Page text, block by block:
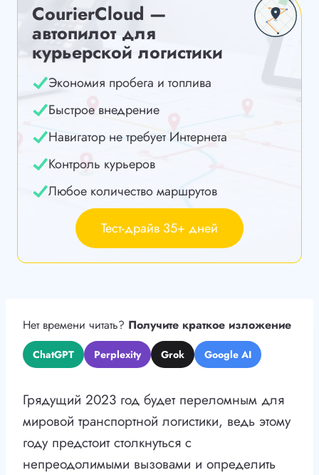
CourierCloud —
автопилот для
курьерской логистики
Экономия пробега и топлива
Быстрое внедрение
Навигатор не требует Интернета
Контроль курьеров
Любое количество маршрутов
Тест-драйв 35+ дней
Нет времени читать? Получите краткое изложение
ChatGPT Perplexity Grok Google AI
Грядущий 2023 год будет переломным для
мировой транспортной логистики, ведь этому
году предстоит столкнуться с
непреодолимыми вызовами и определить